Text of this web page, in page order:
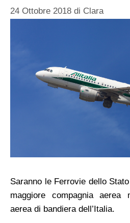
24 Ottobre 2018 di Clara
Saranno le Ferrovie dello
maggiore compagnia aerea
aerea di bandiera dell’Italia.